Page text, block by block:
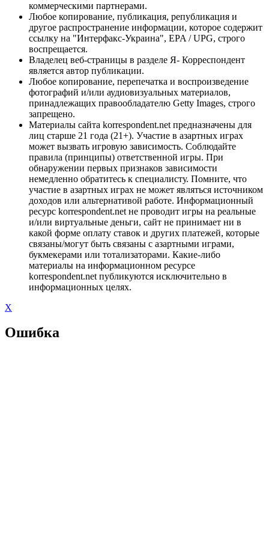
коммерческими партнерами.
Любое копирование, публикация, републикация и
другое распространение информации, которое содержит
ссылку на "Интерфакс-Украина", EPA / UPG, строго
воспрещается.
Владелец веб-страницы в разделе Я- Корреспондент
является автор публикации.
Любое копирование, перепечатка и воспроизведение
фотографий и/или аудиовизуальных материалов,
принадлежащих правообладателю Getty Images, строго
запрещено.
Материалы сайта korrespondent.net предназначены для
лиц старше 21 года (21+). Участие в азартных играх
может вызвать игровую зависимость. Соблюдайте
правила (принципы) ответственной игры. При
обнаружении первых признаков зависимости
немедленно обратитесь к специалисту. Помните, что
участие в азартных играх не может являться источником
доходов или альтернативой работе. Информационный
ресурс korrespondent.net не проводит игры на реальные
и/или виртуальные деньги, сайт не принимает ни в
какой форме оплату ставок и других платежей, которые
связаны/могут быть связаны с азартными играми,
букмекерами или тотализаторами. Какие-либо
материалы на информационном ресурсе
korrespondent.net публикуются исключительно в
информационных целях.
X
Ошибка